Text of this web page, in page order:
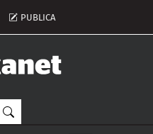
compte d'usuari
PUBLICA